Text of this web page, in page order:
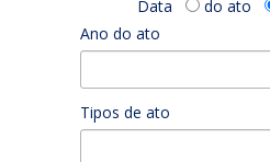
Data do ato
Ano do ato
Tipos de ato